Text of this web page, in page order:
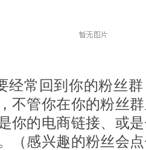
常回到你的粉丝群
不管你在你的粉丝
你的电商链接、或
（感兴趣的粉丝会